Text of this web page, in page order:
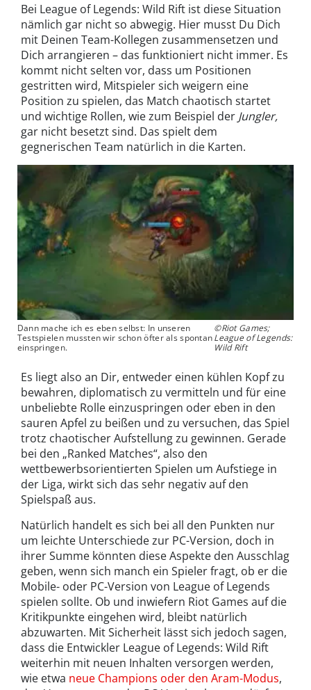
Bei League of Legends: Wild Rift ist diese Situation
nämlich gar nicht so abwegig. Hier musst Du Dich
mit Deinen Team-Kollegen zusammensetzen und
Dich arrangieren – das funktioniert nicht immer. Es
kommt nicht selten vor, dass um Positionen
gestritten wird, Mitspieler sich weigern eine
Position zu spielen, das Match chaotisch startet
und wichtige Rollen, wie zum Beispiel der Jungler,
gar nicht besetzt sind. Das spielt dem
gegnerischen Team natürlich in die Karten.
Dann mache ich es eben selbst: In unseren
Testspielen mussten wir schon öfter als spontan
einspringen.
©Riot Games;
League of Legends:
Wild Rift
Es liegt also an Dir, entweder einen kühlen Kopf zu
bewahren, diplomatisch zu vermitteln und für eine
unbeliebte Rolle einzuspringen oder eben in den
sauren Apfel zu beißen und zu versuchen, das Spiel
trotz chaotischer Aufstellung zu gewinnen. Gerade
bei den „Ranked Matches“, also den
wettbewerbsorientierten Spielen um Aufstiege in
der Liga, wirkt sich das sehr negativ auf den
Spielspaß aus.
Natürlich handelt es sich bei all den Punkten nur
um leichte Unterschiede zur PC-Version, doch in
ihrer Summe könnten diese Aspekte den Ausschlag
geben, wenn sich manch ein Spieler fragt, ob er die
Mobile- oder PC-Version von League of Legends
spielen sollte. Ob und inwiefern Riot Games auf die
Kritikpunkte eingehen wird, bleibt natürlich
abzuwarten. Mit Sicherheit lässt sich jedoch sagen,
dass die Entwickler League of Legends: Wild Rift
weiterhin mit neuen Inhalten versorgen werden,
wie etwa neue Champions oder den Aram-Modus,